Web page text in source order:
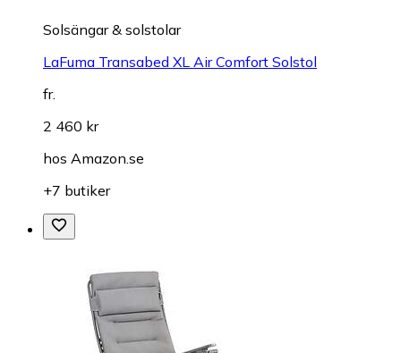
Solsängar & solstolar
LaFuma Transabed XL Air Comfort Solstol
fr.
2 460 kr
hos Amazon.se
+7 butiker